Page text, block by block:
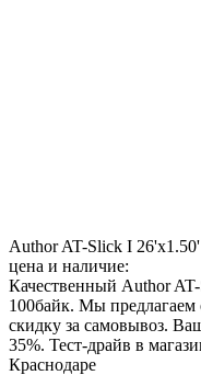
Author AT-Slick I 26'x1.50'
цена и наличие:
Качественный Author
100байк. Мы предлагаем
скидку за самовывоз.
35%. Тест-драйв в
Краснодаре